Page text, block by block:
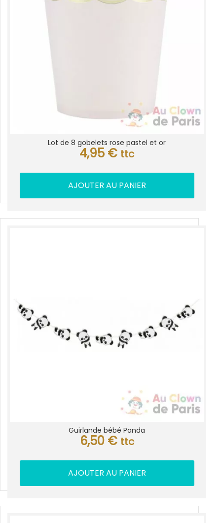
Lot de 8 gobelets rose pastel et or
4,95 € ttc
AJOUTER AU PANIER
Guirlande bébé Panda
6,50 € ttc
AJOUTER AU PANIER